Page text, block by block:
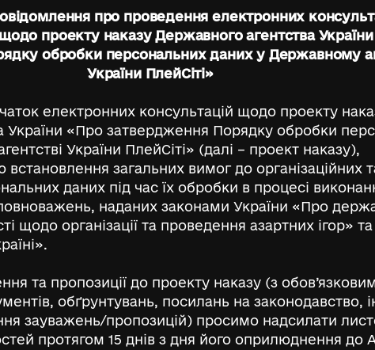
обробки
даних у
агентстві
ПлейСіті»
про проведення електронних
проекту наказу Державного агентства
обробки персональних даних у Державному
України ПлейСіті»
електронних консультацій щодо проекту
України «Про затвердження Порядку обробки
України ПлейСіті» (далі – проект наказу),
загальних вимог до організаційних
даних під час їх обробки в процесі
наданих законами України «Про
щодо організації та проведення азартних ігор»
та пропозиції до проекту наказу (з
обґрунтувань, посилань на законодавство,
зауважень/пропозицій) просимо надсилати
протягом 15 днів з дня його оприлюднення до